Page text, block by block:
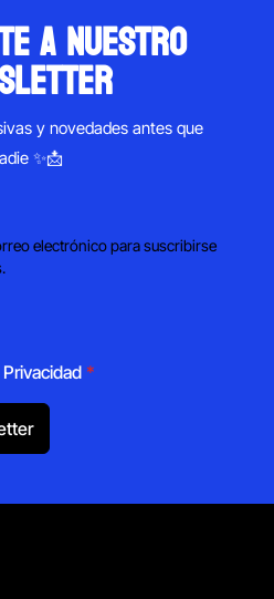
a nuestro
y novedades antes que
✨📩
electrónico para suscribirse
*